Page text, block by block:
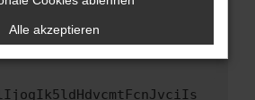
Problem zu beheben. Du kannst
schicken, um uns bei der
Alle akzeptieren